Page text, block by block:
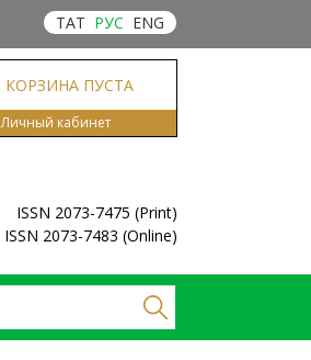
ТАТ РУС ENG
КОРЗИНА ПУСТА
Личный кабинет
ISSN 2073-7475 (Print)
ISSN 2073-7483 (Online)